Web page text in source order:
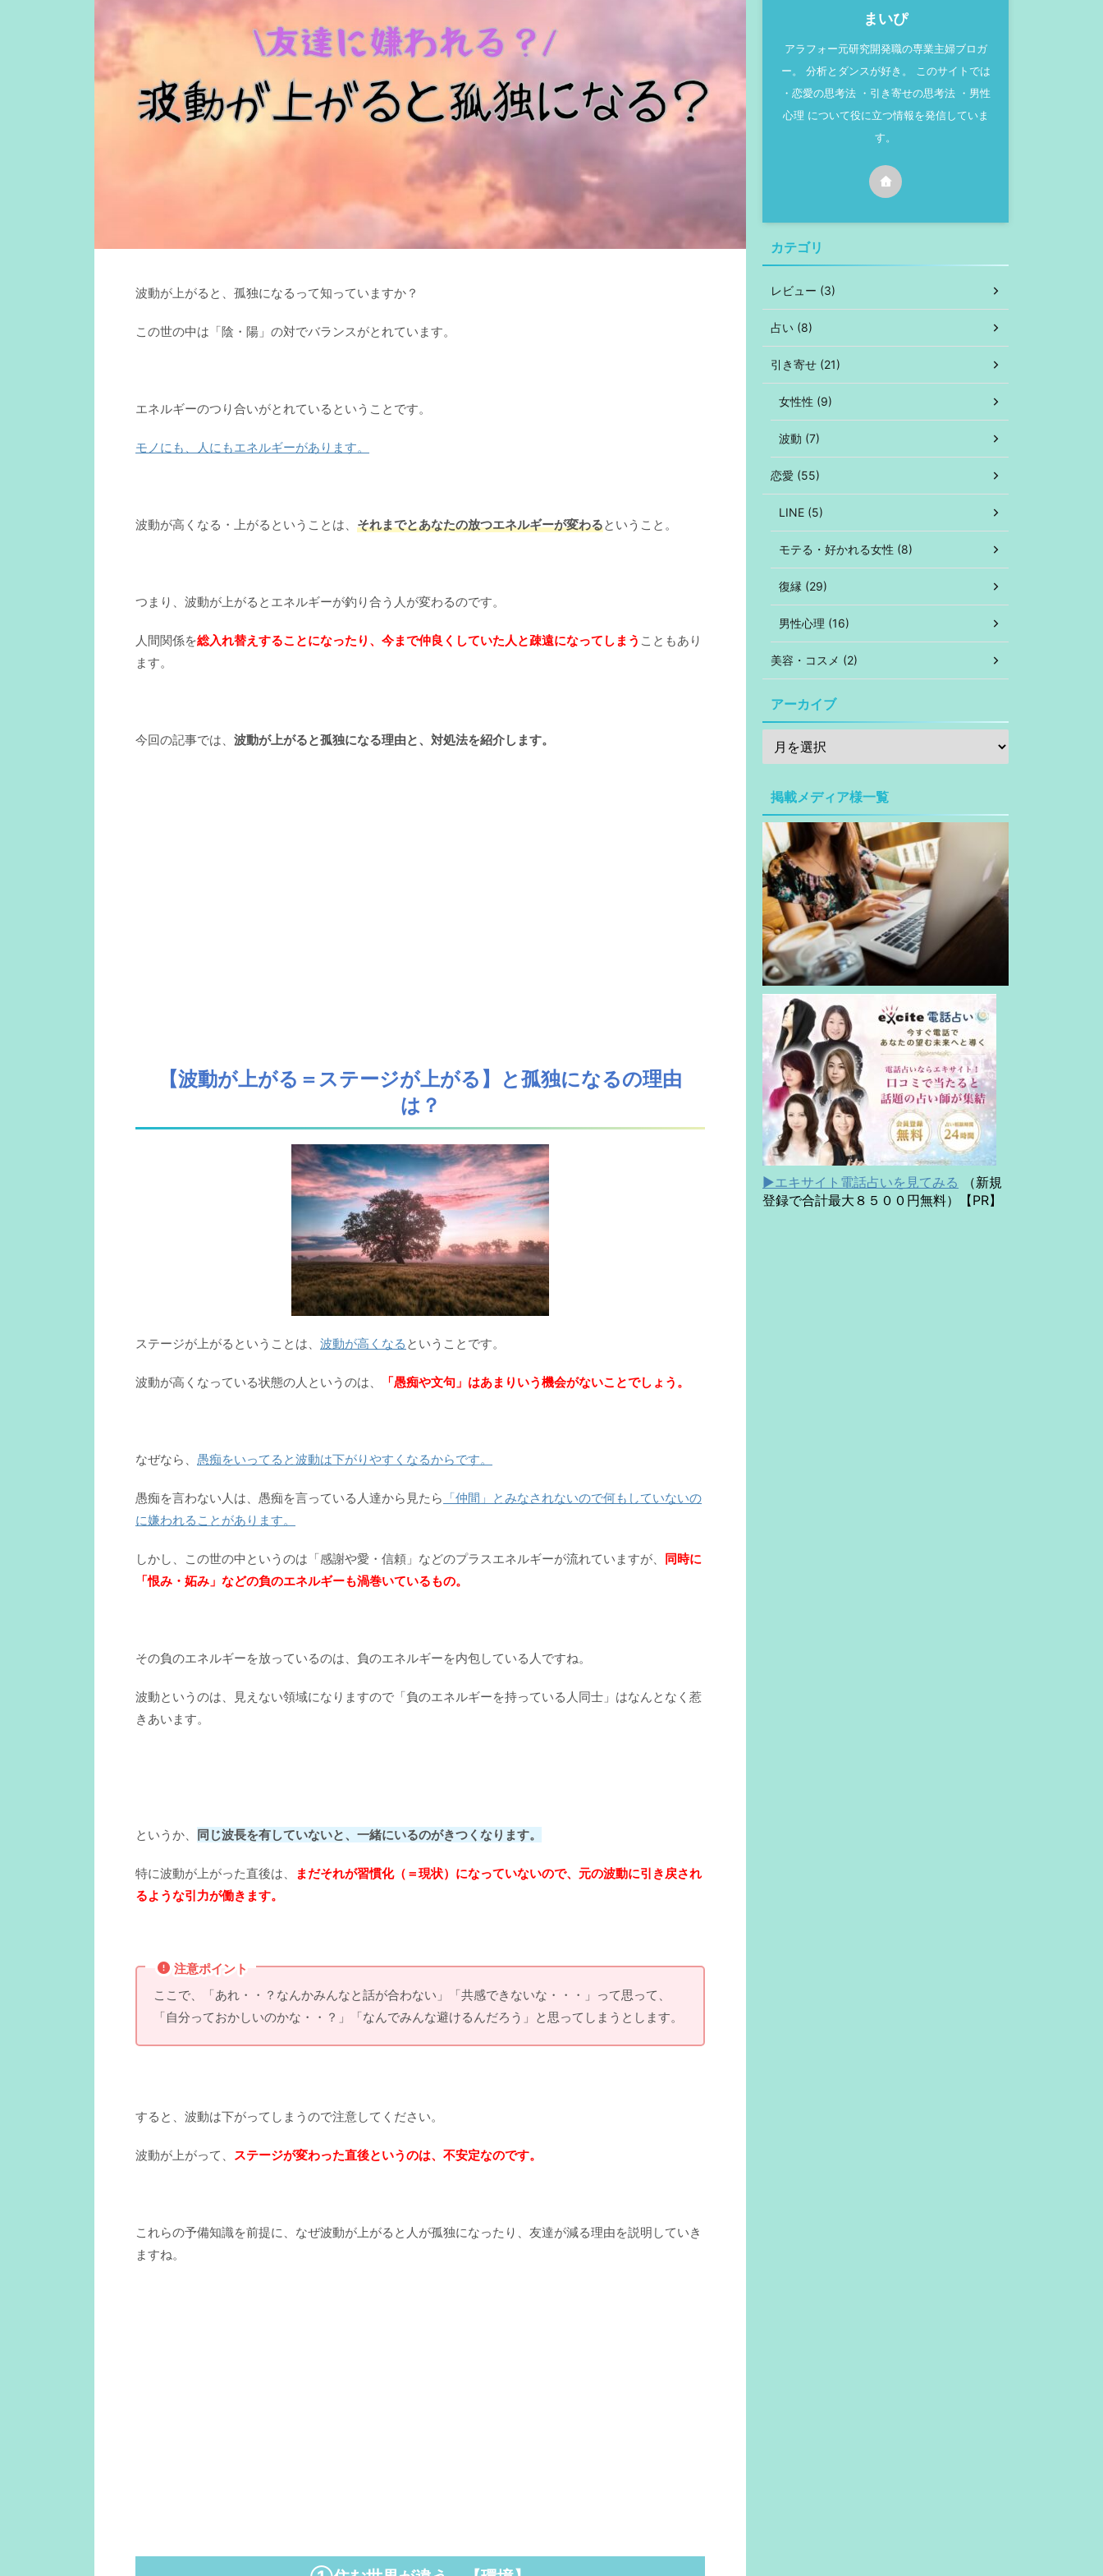
波動が上がると、孤独になるって知っていますか？
この世の中は「陰・陽」の対でバランスがとれています。
エネルギーのつり合いがとれているということです。
モノにも、人にもエネルギーがあります。
波動が高くなる・上がるということは、 それまでとあなたの放つエネルギーが変わるということ。
つまり、波動が上がるとエネルギーが釣り合う人が変わるのです。
人間関係を総入れ替えすることになったり、今まで仲良くしていた人と疎遠になってしまう こともあり
ます。
今回の記事では、 波動が上がると孤独になる理由と、対処法を紹介します。
【波動が上がる＝ステージが上がる】と孤独になるの理由
は？
ステージが上がるということは、 波動が高くなる ということです。
波動が高くなっている状態の人というのは、 「愚痴や文句」はあまりいう機会がないことでしょう。
なぜなら、 愚痴をいってると波動は下がりやすくなるからです。
愚痴を言わない人は、愚痴を言っている人達から見たら 「仲間」とみなされないので何もしていないの
に嫌われることがあります。
しかし、この世の中というのは「感謝や愛・信頼」などのプラスエネルギーが流れていますが、 同時に
「恨み・妬み」などの負のエネルギーも渦巻いているもの。
その負のエネルギーを放っているのは、負のエネルギーを内包している人ですね。
波動というのは、見えない領域になりますので「負のエネルギーを持っている人同士」はなんとなく惹
きあいます。
というか、 同じ波長を有していないと、一緒にいるのがきつくなります。
特に波動が上がった直後は、
まだそれが習慣化（＝現状）になっていないので、元の波動に引き戻され
るような引力が働きます。
注意ポイント
ここで、「あれ・・？なんかみんなと話が合わない」「共感できないな・・・」って思って、
「自分っておかしいのかな・・？」「なんでみんな避けるんだろう」と思ってしまうとします。
すると、波動は下がってしまうので注意してください。
波動が上がって、 ステージが変わった直後というのは、不安定なのです。
これらの予備知識を前提に、なぜ波動が上がると人が孤独になったり、友達が減る理由を説明していき
ますね。
まいぴ
アラフォー元研究開発職の専業主婦ブロガ
ー。 分析とダンスが好き。 このサイトでは
・恋愛の思考法 ・引き寄せの思考法 ・男性
心理 について役に立つ情報を発信していま
す。
カテゴリ
レビュー (3)
占い (8)
引き寄せ (21)
女性性 (9)
波動 (7)
恋愛 (55)
LINE (5)
モテる・好かれる女性 (8)
復縁 (29)
男性心理 (16)
美容・コスメ (2)
アーカイブ
掲載メディア様一覧
▶エキサイト電話占いを見てみる （新規
登録で合計最大８５００円無料）【PR】